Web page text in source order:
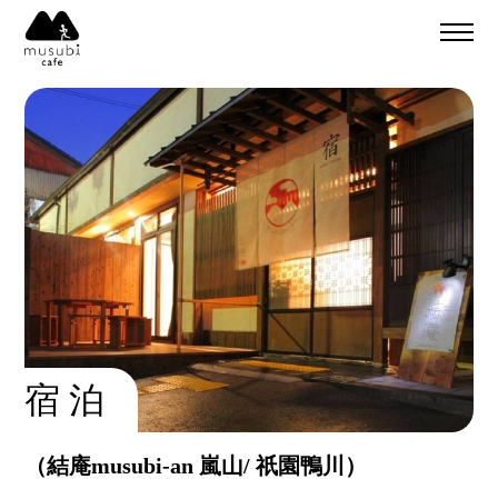
通販
イベント
musubi
嵐山
sweets factory
ご予約
食事のご予約
ご予約＆リクエスト
Company
Recruit
宿 泊
（結庵musubi-an 嵐山/ 祇園鴨川）